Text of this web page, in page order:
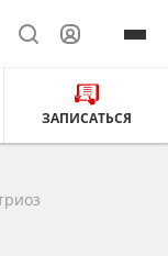
ЗАПИСАТЬСЯ